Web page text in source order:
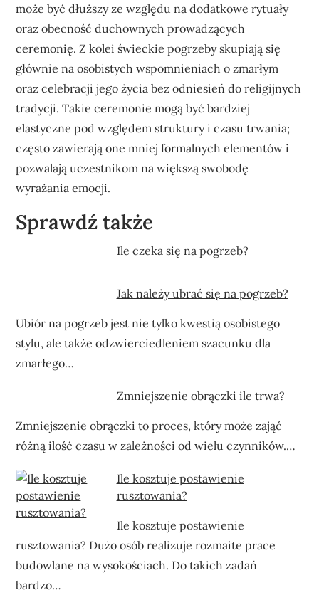
może być dłuższy ze względu na dodatkowe rytuały
oraz obecność duchownych prowadzących
ceremonię. Z kolei świeckie pogrzeby skupiają się
głównie na osobistych wspomnieniach o zmarłym
oraz celebracji jego życia bez odniesień do religijnych
tradycji. Takie ceremonie mogą być bardziej
elastyczne pod względem struktury i czasu trwania;
często zawierają one mniej formalnych elementów i
pozwalają uczestnikom na większą swobodę
wyrażania emocji.
Sprawdź także
Ile czeka się na pogrzeb?
Jak należy ubrać się na pogrzeb?
Ubiór na pogrzeb jest nie tylko kwestią osobistego
stylu, ale także odzwierciedleniem szacunku dla
zmarłego…
Zmniejszenie obrączki ile trwa?
Zmniejszenie obrączki to proces, który może zająć
różną ilość czasu w zależności od wielu czynników.…
Ile kosztuje postawienie
rusztowania?
Ile kosztuje postawienie
rusztowania? Dużo osób realizuje rozmaite prace
budowlane na wysokościach. Do takich zadań
bardzo…